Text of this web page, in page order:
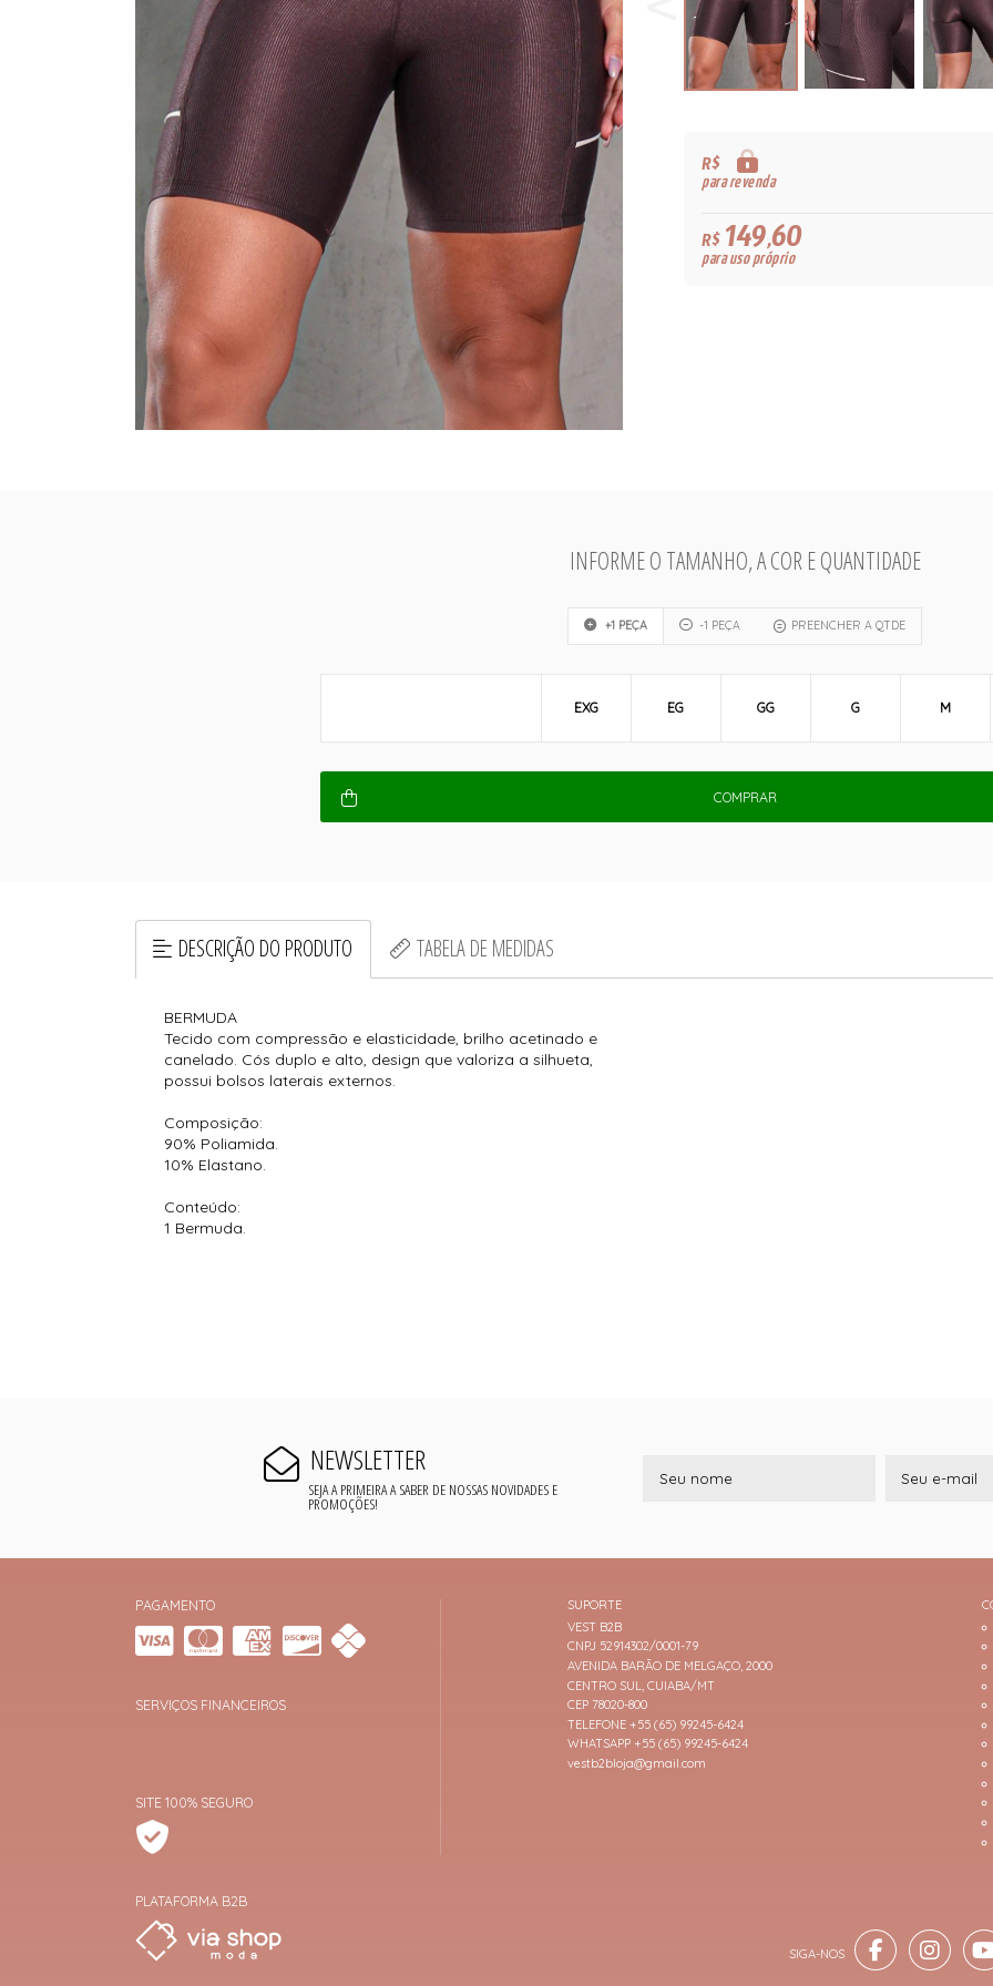
R$
para revenda
R$149,60
para uso próprio
INFORME O TAMANHO, A COR E QUANTIDADE
+1 PEÇA -1 PEÇA PREENCHER A QTDE
EXG EG GG G M
COMPRAR
DESCRIÇÃO DO PRODUTO TABELA DE MEDIDAS
BERMUDA
Tecido com compressão e elasticidade, brilho acetinado e
canelado. Cós duplo e alto, design que valoriza a silhueta,
possui bolsos laterais externos.
Composição:
90% Poliamida.
10% Elastano.
Conteúdo:
1 Bermuda.
NEWSLETTER
SEJA A PRIMEIRA A SABER DE NOSSAS NOVIDADES E
PROMOÇÕES!
PAGAMENTO
SERVIÇOS FINANCEIROS
SITE 100% SEGURO
PLATAFORMA B2B
SUPORTE
VEST B2B
CNPJ 52914302/0001-79
AVENIDA BARÃO DE MELGAÇO, 2000
CENTRO SUL, CUIABA/MT
CEP 78020-800
TELEFONE +55 (65) 99245-6424
WHATSAPP +55 (65) 99245-6424
vestb2bloja@gmail.com